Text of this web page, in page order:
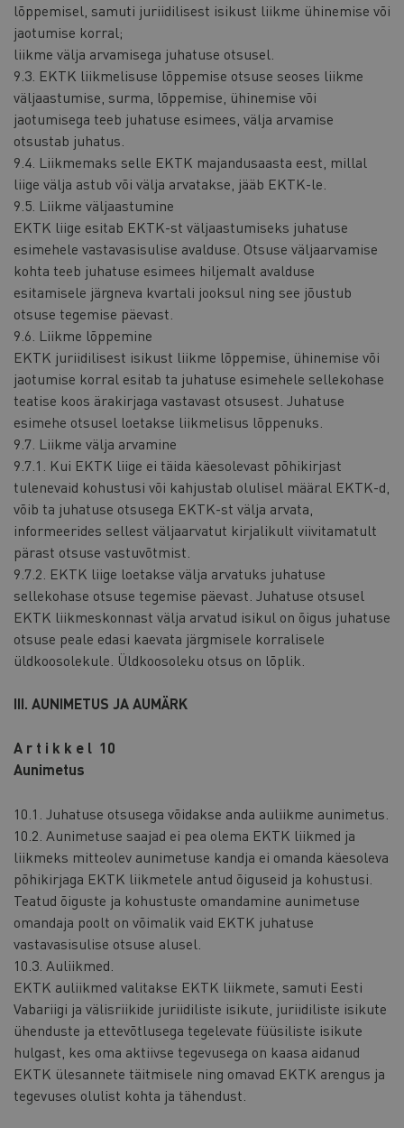
lõppemisel, samuti juriidilisest isikust liikme ühinemise või
jaotumise korral;
liikme välja arvamisega juhatuse otsusel.
9.3. EKTK liikmelisuse lõppemise otsuse seoses liikme
väljaastumise, surma, lõppemise, ühinemise või
jaotumisega teeb juhatuse esimees, välja arvamise
otsustab juhatus.
9.4. Liikmemaks selle EKTK majandusaasta eest, millal
liige välja astub või välja arvatakse, jääb EKTK-le.
9.5. Liikme väljaastumine
EKTK liige esitab EKTK-st väljaastumiseks juhatuse
esimehele vastavasisulise avalduse. Otsuse väljaarvamise
kohta teeb juhatuse esimees hiljemalt avalduse
esitamisele järgneva kvartali jooksul ning see jõustub
otsuse tegemise päevast.
9.6. Liikme lõppemine
EKTK juriidilisest isikust liikme lõppemise, ühinemise või
jaotumise korral esitab ta juhatuse esimehele sellekohase
teatise koos ärakirjaga vastavast otsusest. Juhatuse
esimehe otsusel loetakse liikmelisus lõppenuks.
9.7. Liikme välja arvamine
9.7.1. Kui EKTK liige ei täida käesolevast põhikirjast
tulenevaid kohustusi või kahjustab olulisel määral EKTK-d,
võib ta juhatuse otsusega EKTK-st välja arvata,
informeerides sellest väljaarvatut kirjalikult viivitamatult
pärast otsuse vastuvõtmist.
9.7.2. EKTK liige loetakse välja arvatuks juhatuse
sellekohase otsuse tegemise päevast. Juhatuse otsusel
EKTK liikmeskonnast välja arvatud isikul on õigus juhatuse
otsuse peale edasi kaevata järgmisele korralisele
üldkoosolekule. Üldkoosoleku otsus on lõplik.
III. AUNIMETUS JA AUMÄRK
A r t i k k e l 10
Aunimetus
10.1. Juhatuse otsusega võidakse anda auliikme aunimetus.
10.2. Aunimetuse saajad ei pea olema EKTK liikmed ja
liikmeks mitteolev aunimetuse kandja ei omanda käesoleva
põhikirjaga EKTK liikmetele antud õiguseid ja kohustusi.
Teatud õiguste ja kohustuste omandamine aunimetuse
omandaja poolt on võimalik vaid EKTK juhatuse
vastavasisulise otsuse alusel.
10.3. Auliikmed.
EKTK auliikmed valitakse EKTK liikmete, samuti Eesti
Vabariigi ja välisriikide juriidiliste isikute, juriidiliste isikute
ühenduste ja ettevõtlusega tegelevate füüsiliste isikute
hulgast, kes oma aktiivse tegevusega on kaasa aidanud
EKTK ülesannete täitmisele ning omavad EKTK arengus ja
tegevuses olulist kohta ja tähendust.